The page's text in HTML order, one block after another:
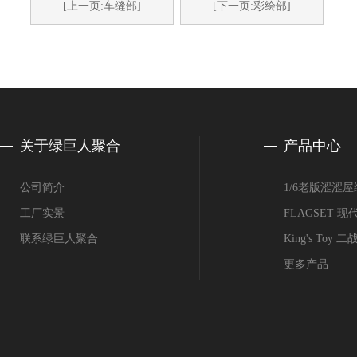
[上一页:车缝部] [下一页:彩绘部]
关于绿巨人聚合
公司简介
工厂实景
联系绿巨人聚合
产品中心
1/6老版涩涩
FLAGSET 现
King's Toy 二
更多产品